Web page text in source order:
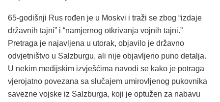
65-godišnji Rus rođen je u Moskvi i traži se zbog “izdaje
državnih tajni” i “namjernog otkrivanja vojnih tajni.”
Pretraga je najavljena u utorak, objavilo je državno
odvjetništvo u Salzburgu, ali nije objavljeno puno detalja.
U nekim medijskim izvješćima navodi se kako je potraga
vjerojatno povezana sa slučajem umirovljenog pukovnika
savezne vojske iz Salzburga, koji je optužen za nabavu